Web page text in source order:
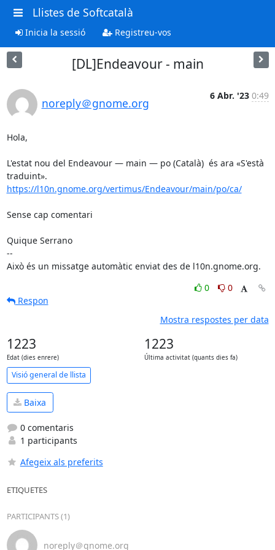
Llistes de Softcatalà
Inicia la sessió Registreu-vos
[DL]Endeavour - main
noreply＠gnome.org
6 Abr. '23 0:49
Hola,
L'estat nou del Endeavour — main — po (Català)  és ara «S'està
https://l10n.gnome.org/vertimus/Endeavour/main/po/ca/
Sense cap comentari
Quique Serrano
--
Això és un missatge automàtic enviat des de l10n.gnome.org.
0
0
Respon
Mostra respostes per data
1223
Edat (dies enrere)
1223
Última activitat (quants dies fa)
Visió general de llista
Baixa
0 comentaris
1 participants
Afegeix als preferits
ETIQUETES
PARTICIPANTS (1)
noreply＠gnome.org